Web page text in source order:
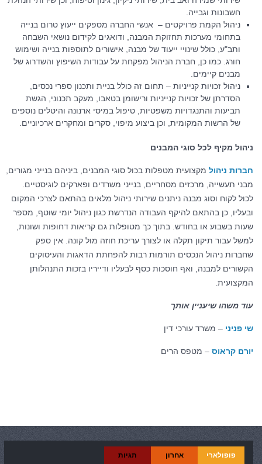
חשבונות וגבייה.
ניהול הקמת פרויקטים – אנשי החברה מספקים ייעוץ טרום בנייה
בתחומי מערכות תחזוקת המבנה, ודואגים לקידום נושאי השבחה
ותב"ע, כולל שינויי ייעוד של מבנה, אישורים לתוספות בנייה ושימוש
חורג. כמו כן, חברת הניהול מפקחת על עבודות השיפוץ והשדרוג של
מבנים קיימים.
ניהול זכויות קנייניות – תחום זה כולל בניית ותכנון ספרי נכסים,
הסדרתן של זכויות קנייניות ורישומן בטאבו, מעקב תכנוני, הגשת
תביעות והתנגדויות משפטיות, טיפול במיסי ארנונה והיטלים נוספים
של הרשות המקומית, וכן ביצוע מיפוי, סקרים ומחקרים ארכיוניים.
ניהול מקיף לכל סוגי המבנים
חברות ניהול מקצועית מטפלות בכול סוגי המבנים, ביניהם בנייני מגורים,
מבני תעשייה, מרכזים מסחריים, בנייני משרדים ופארקים לוגיסטיים.
לכול לקוח וסוג מבנה ניתנים שירותי ניהול מלאים בהתאם לצרכי המקום
ובעליו, כן בהתאם להיקף העבודה הנדרשת כגון ניהול יומי שוטף, מספר
שעות בשבוע או בחודש. בתוך כך מטופלות גם קריאות דחופות ושונות,
למשל עבור תיקון תקלה או לצורך עריכת חוזה מול קונה. אין ספק
שחברות ניהול הנכסים תורמות רבות להפחתת הדאגות והעיסוקים
הקשורים למבנה, ואף חוסכות כסף לבעליו ודייריו בזכות התנהלותן
המקצועית.
עוד משהו שיעניין אותך
שי פניני – משרד עורכי דין
יורם קראוס – מטפס הרים
פופולארי אחרון תגיות